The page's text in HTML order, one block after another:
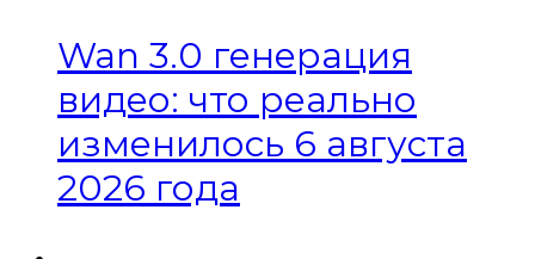
Wan 3.0 генерация
видео: что реально
изменилось 6 августа
2026 года